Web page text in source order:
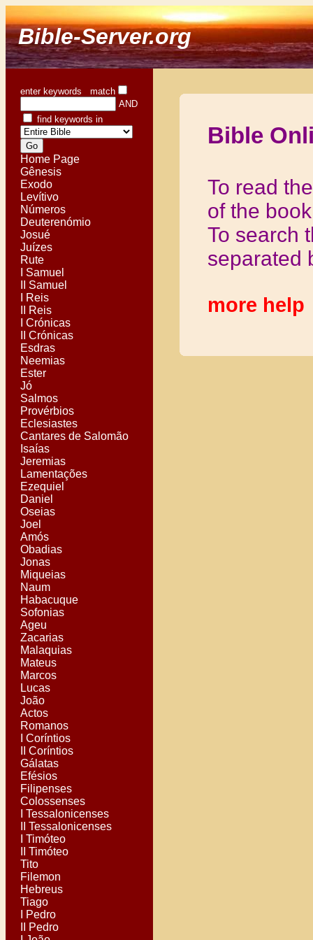
Bible-Server.org
enter keywords match
AND
find keywords in
Home Page
Gênesis
Exodo
Levítivo
Números
Deuterenómio
Josué
Juízes
Rute
I Samuel
II Samuel
I Reis
II Reis
I Crónicas
II Crónicas
Esdras
Neemias
Ester
Jó
Salmos
Provérbios
Eclesiastes
Cantares de Salomão
Isaías
Jeremias
Lamentações
Ezequiel
Daniel
Oseias
Joel
Amós
Obadias
Jonas
Miqueias
Naum
Habacuque
Sofonias
Ageu
Zacarias
Malaquias
Mateus
Marcos
Lucas
João
Actos
Romanos
I Coríntios
II Coríntios
Gálatas
Efésios
Filipenses
Colossenses
I Tessalonicenses
II Tessalonicenses
I Timóteo
II Timóteo
Tito
Filemon
Hebreus
Tiago
I Pedro
II Pedro
Bible
To read
of the
To search
separated
more help